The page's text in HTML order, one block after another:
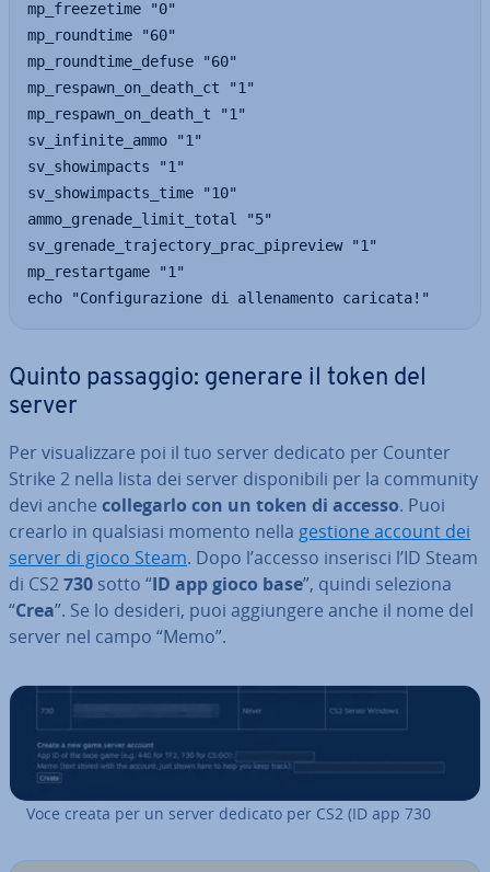
mp_freezetime "0"
mp_roundtime "60"
mp_roundtime_defuse "60"
mp_respawn_on_death_ct "1"
mp_respawn_on_death_t "1"
sv_infinite_ammo "1"
sv_showimpacts "1"
sv_showimpacts_time "10"
ammo_grenade_limit_total "5"
sv_grenade_trajectory_prac_pipreview "1"
mp_restartgame "1"
echo "Configurazione di allenamento caricata!"
Quinto passaggio: generare il token del
server
Per vi­sua­liz­za­re poi il tuo server dedicato per Counter
Strike 2 nella lista dei server di­spo­ni­bi­li per la community
devi anche col­le­gar­lo con un token di accesso. Puoi
crearlo in qualsiasi momento nella gestione account dei
server di gioco Steam. Dopo l’accesso inserisci l’ID Steam
di CS2730 sotto “ID app gioco base”, quindi seleziona
“Crea”. Se lo desideri, puoi ag­giun­ge­re anche il nome del
server nel campo “Memo”.
Voce creata per un server dedicato per CS2 (ID app 730